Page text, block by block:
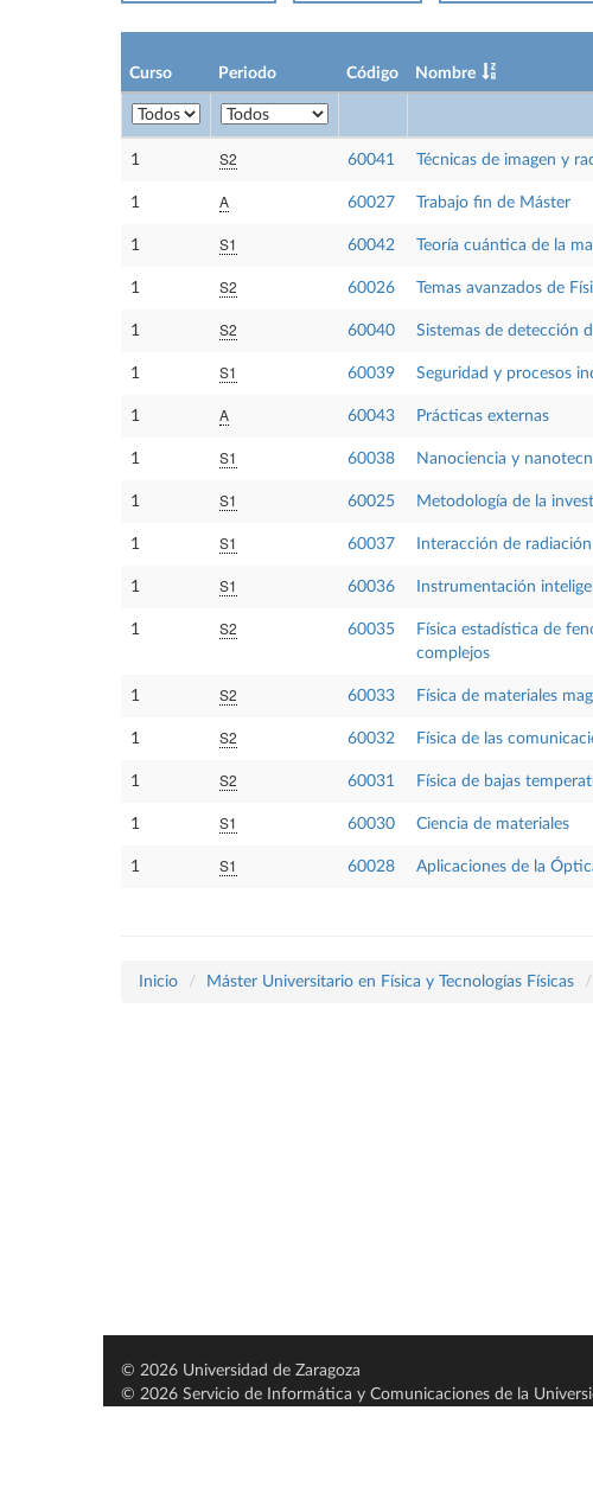
Curso Periodo Código Nombre
1 S2 60041 Técnicas de imagen y
1 A 60027 Trabajo fin de Máster
1 S1 60042 Teoría cuántica de la
1 S2 60026 Temas avanzados de
1 S2 60040 Sistemas de detección
1 S1 60039 Seguridad y procesos
1 A 60043 Prácticas externas
1 S1 60038 Nanociencia y
1 S1 60025 Metodología de la
1 S1 60037 Interacción de
1 S1 60036 Instrumentación
1 S2 60035
Física estadística de
complejos
1 S2 60033 Física de materiales
1 S2 60032 Física de las
1 S2 60031 Física de bajas
1 S1 60030 Ciencia de materiales
1 S1 60028 Aplicaciones de la
Inicio Máster Universitario en Física y Tecnologías Físicas
© 2026 Universidad de Zaragoza
© 2026 Servicio de Informática y Comunicaciones de la